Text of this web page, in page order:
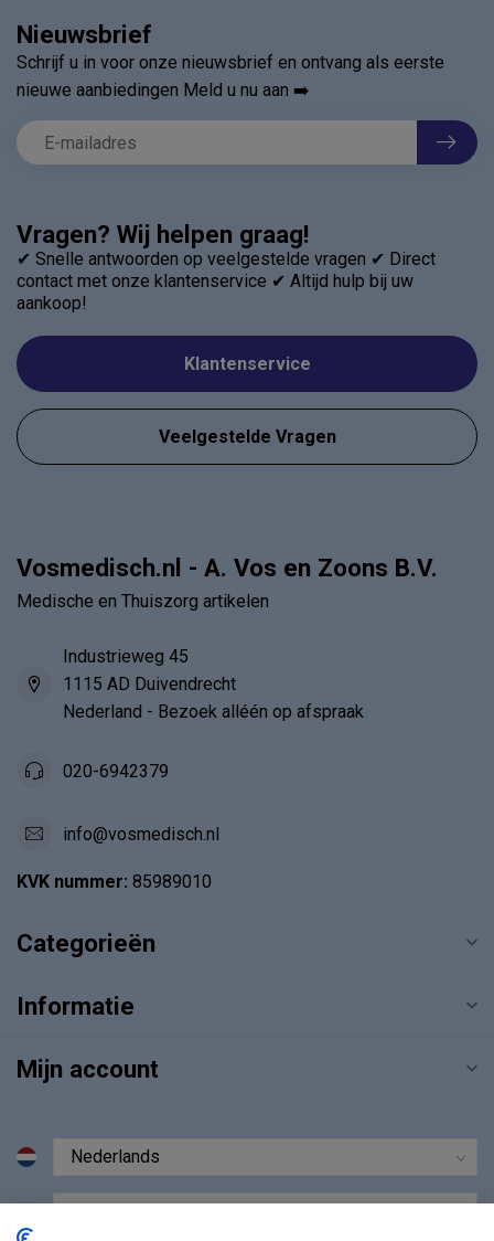
Vragen? Wij helpen graag!
✔ Snelle antwoorden op veelgestelde vragen ✔ Direct
contact met onze klantenservice ✔ Altijd hulp bij uw
aankoop!
Klantenservice
Veelgestelde Vragen
Nieuwsbrief
Schrijf u in voor onze nieuwsbrief en ontvang als eerste
nieuwe aanbiedingen Meld u nu aan ➡️
Vosmedisch.nl - A. Vos en Zoons B.V.
Medische en Thuiszorg artikelen
Industrieweg 45
1115 AD Duivendrecht
Nederland - Bezoek alléén op afspraak
020-6942379
info@vosmedisch.nl
KVK nummer: 85989010
Categorieën
Informatie
Mijn account